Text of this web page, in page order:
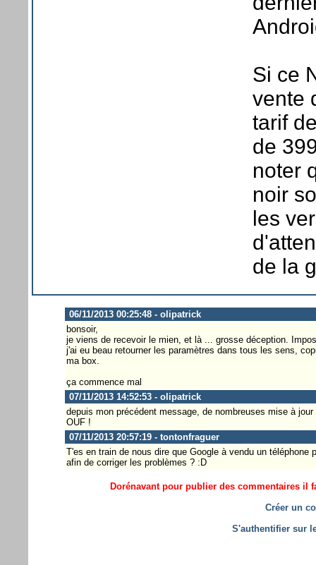
Si ce
vente
tarif
de
noter
noir
les
de la
06/11/2013 00:25:48 - olipatrick
bonsoir,
je viens de recevoir le mien, et là ... grosse déception.
j'ai eu beau retourner les paramètres dans tous les sens,
ma box.
ça commence mal
07/11/2013 14:52:53 - olipatrick
depuis mon précédent message, de nombreuses mise à
OUF !
07/11/2013 20:57:19 - tontonfraguer
T'es en train de nous dire que Google à vendu un
afin de corriger les problèmes ? :D
Dorénavant pour publier des commentaires il
Créer un
S'authentifier sur